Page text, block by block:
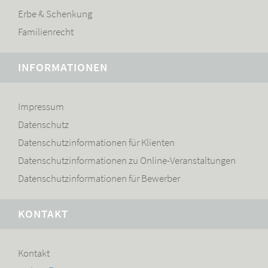
Erbe & Schenkung
Familienrecht
INFORMATIONEN
Navigation
überspringen
Impressum
Datenschutz
Datenschutzinformationen für Klienten
Datenschutzinformationen zu Online-Veranstaltungen
Datenschutzinformationen für Bewerber
KONTAKT
Navigation
Kontakt